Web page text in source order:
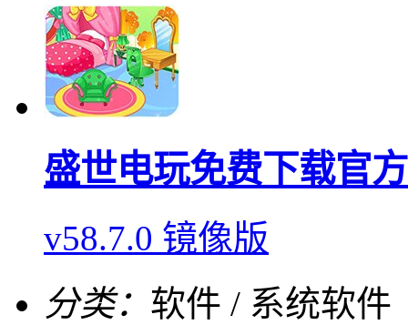
盛世电玩免费下载官
v58.7.0 镜像版
分类： 软件 / 系统软件